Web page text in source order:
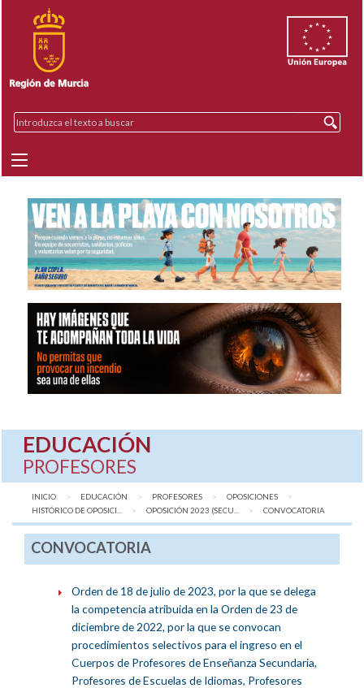
EDUCACIÓN
PROFESORES
INICIO EDUCACIÓN PROFESORES
OPOSICIONES
HISTÓRICO DE OPOSICI...
OPOSICIÓN 2023 (SECU... AQUÍ:
CONVOCATORIA
CONVOCATORIA
Orden de 18 de julio de 2023, por la que se delega
la competencia atribuida en la Orden de 23 de
diciembre de 2022, por la que se convocan
procedimientos selectivos para el ingreso en el
Cuerpos de Profesores de Enseñanza Secundaria,
Profesores de Escuelas de Idiomas, Profesores